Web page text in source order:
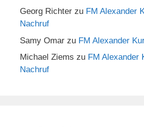
Georg Richter zu FM Alexander
Nachruf
Samy Omar zu FM Alexander
Michael Ziems zu FM Alexander
Nachruf